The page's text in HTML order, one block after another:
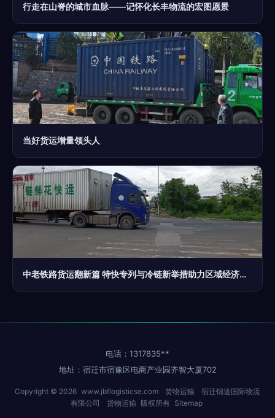
行走在山脊的城市血脉——记怀化长丰物流的宏图愿景
当好货运增量领头人
中老铁路货运翻新篇 特快专列与冷链新举措助力区域经济腾飞
电话：1317835**
地址：宿迁市宿豫区电商产业园齐智大厦702
Copyright © 2026 www.jbflogisticse.com 货物运输
宿迁锦途国际物流
有限公司
货物运输 版权所有 Sitemap